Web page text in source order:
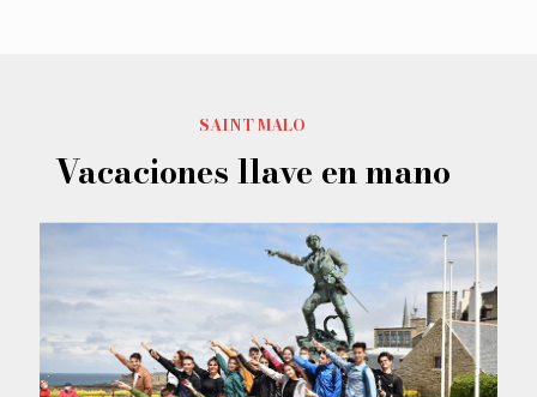
SAINT MALO
Vacaciones llave en mano